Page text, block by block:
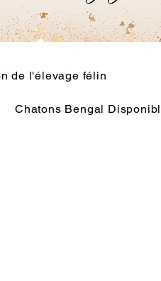
de l'élevage félin
Chatons Bengal